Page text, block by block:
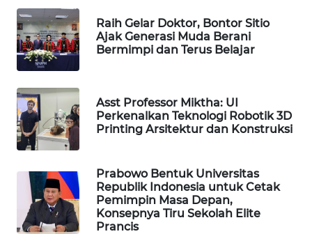
Raih Gelar Doktor, Bontor Sitio
Ajak Generasi Muda Berani
Bermimpi dan Terus Belajar
Asst Professor Miktha: UI
Perkenalkan Teknologi Robotik 3D
Printing Arsitektur dan Konstruksi
Prabowo Bentuk Universitas
Republik Indonesia untuk Cetak
Pemimpin Masa Depan,
Konsepnya Tiru Sekolah Elite
Prancis
NET
WAHANA
SPORT
WAHANA
UMKM
WAHANA
WAHANA
PERSONA